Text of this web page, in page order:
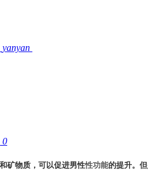
yanyan
0
矿物质，可以促进男性性功能的提升。